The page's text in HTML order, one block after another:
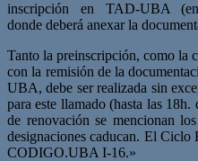
inscripción en TAD-UBA (en
donde deberá anexar la
Tanto la preinscripción, como la
con la remisión de la
UBA, debe ser realizada sin
para este llamado (hasta las
de renovación se mencionan
designaciones caducan. El
CODIGO.UBA I-16.»